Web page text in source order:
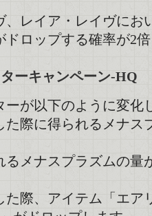
、レイア・レイヴにお
ドロップする確率が2
ーキャンペーン-HQ
ーが以下のように変化
た際に得られるメナス
るメナスプラズムの量
た際、アイテム「エア